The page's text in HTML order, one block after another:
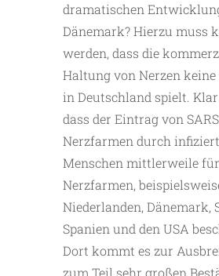
dramatischen
Dänemark? Hierzu muss
werden, dass die
Haltung von Nerzen
in Deutschland spielt.
dass der Eintrag von
Nerzfarmen durch
Menschen mittlerweile für
Nerzfarmen,
Niederlanden, Dänemark,
Spanien und den USA
Dort kommt es zur
zum Teil sehr großen